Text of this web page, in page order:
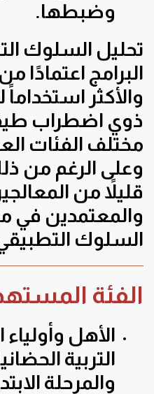
وضبطها.
تحليل السلوك
البرامج اعتمادًا
والأكثر
ذوي اضطراب
مختلف الفئات
وعلى الرغم من
قليلاً من
والمعتمدين في
السلوك
الفئة
الأهل وأولياء
التربية
والمرحلة